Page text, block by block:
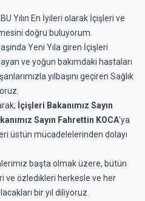
Yılın En İyileri olarak İçişleri ve
doğru buluyorum.
Yeni Yıla giren İçişleri
ve yoğun bakımdaki hastaları
yılbaşını geçiren Sağlık
İçişleri Bakanımız Sayın
Sayın Fahrettin KOCA'ya
üstün mücadelelerinden dolayı
başta olmak üzere, bütün
ve özledikleri herkesle ve her
bir yıl diliyoruz.